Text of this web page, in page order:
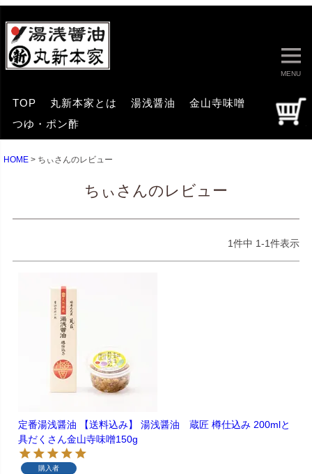
MENU
TOP 丸新本家とは 湯浅醤油
金山寺味噌
つゆ・ポン酢
HOME ちぃさんのレビュー
ちぃさんのレビュー
1件中 1-1件表示
定番湯浅醤油 【送料込み】 湯浅醤油 蔵匠 樽仕込み 200mlと
具だくさん金山寺味噌150g
購入者